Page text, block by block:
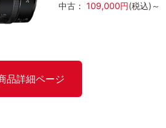
中古： 109,000円(税込)～
品詳細ページ